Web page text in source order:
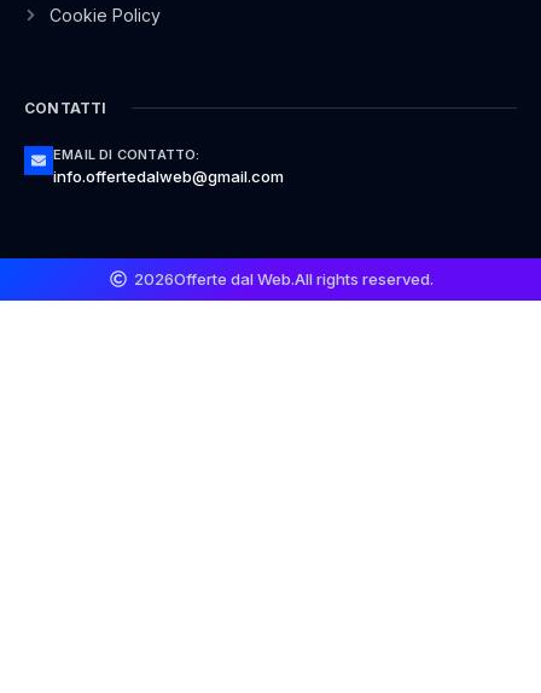
Cookie Policy
CONTATTI
EMAIL DI CONTATTO:
info.offertedalweb@gmail.com
2026Offerte dal Web.All rights reserved.